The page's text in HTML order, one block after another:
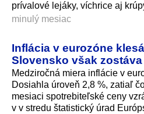
prívalové lejáky, víchrice aj
minulý mesiac
Inflácia v eurozóne
Slovensko však
Medziročná miera inflácie v
Dosiahla úroveň 2,8 %, zatiaľ
mesiaci spotrebiteľské ceny
v v stredu štatistický úrad